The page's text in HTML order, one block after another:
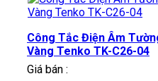
Công Tắc Điện Âm
Vàng Tenko TK-C26-04
Giá bán :